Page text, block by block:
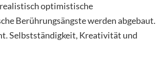
optimistische
Berührungsängste werden abgebaut.
Selbstständigkeit, Kreativität und